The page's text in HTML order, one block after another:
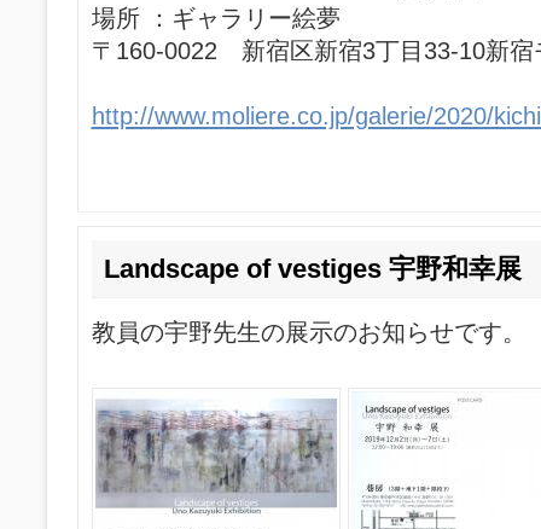
場所 ：ギャラリー絵夢
〒160-0022 新宿区新宿3丁目33-10新宿
http://www.moliere.co.jp/galerie/2020/
Landscape of vestiges 宇野和幸展
教員の宇野先生の展示のお知らせです。